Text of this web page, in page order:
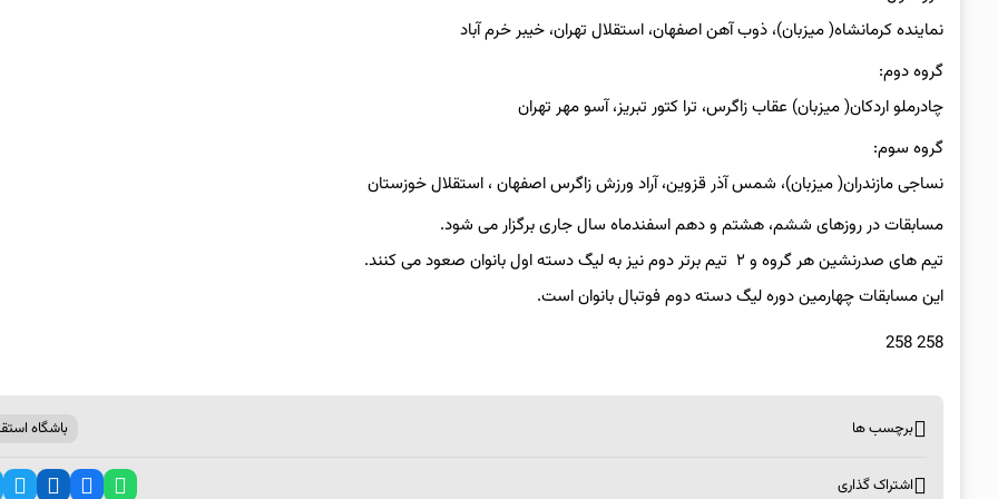
نماینده کرمانشاه( میزبان)، ذوب آهن اصفهان، استقلال تهران، خیبر خرم آباد
گروه دوم:
چادرملو اردکان( میزبان) عقاب زاگرس، ترا کتور تبریز، آسو مهر تهران
گروه سوم:
نساجی مازندران( میزبان)، شمس آذر قزوین، آراد ورزش زاگرس اصفهان ، استقلال خوزستان
مسابقات در روزهای ششم، هشتم و دهم اسفندماه سال جاری برگزار می شود.
تیم های صدرنشین هر گروه و ۲ تیم برتر دوم نیز به لیگ دسته اول بانوان صعود می کنند.
این مسابقات چهارمین دوره لیگ دسته دوم فوتبال بانوان است.
258 258
برچسب ها باشگاه
اشتراک گذاری